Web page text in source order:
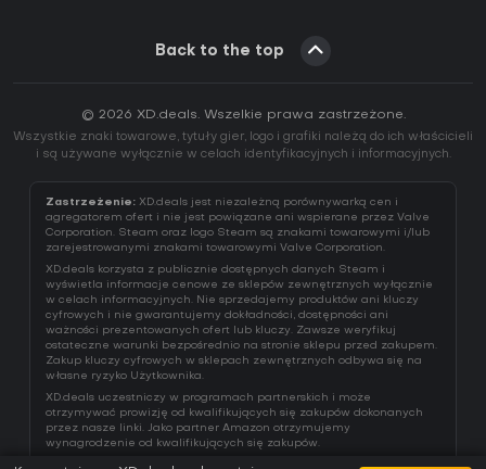
Back to the top
© 2026 XD.deals. Wszelkie prawa zastrzeżone.
Wszystkie znaki towarowe, tytuły gier, logo i grafiki należą do ich właścicieli
i są używane wyłącznie w celach identyfikacyjnych i informacyjnych.
Zastrzeżenie: XD.deals jest niezależną porównywarką cen i
agregatorem ofert i nie jest powiązane ani wspierane przez Valve
Corporation. Steam oraz logo Steam są znakami towarowymi i/lub
zarejestrowanymi znakami towarowymi Valve Corporation.
XD.deals korzysta z publicznie dostępnych danych Steam i
wyświetla informacje cenowe ze sklepów zewnętrznych wyłącznie
w celach informacyjnych. Nie sprzedajemy produktów ani kluczy
cyfrowych i nie gwarantujemy dokładności, dostępności ani
ważności prezentowanych ofert lub kluczy. Zawsze weryfikuj
ostateczne warunki bezpośrednio na stronie sklepu przed zakupem.
Zakup kluczy cyfrowych w sklepach zewnętrznych odbywa się na
własne ryzyko Użytkownika.
XD.deals uczestniczy w programach partnerskich i może
otrzymywać prowizję od kwalifikujących się zakupów dokonanych
przez nasze linki. Jako partner Amazon otrzymujemy
wynagrodzenie od kwalifikujących się zakupów.